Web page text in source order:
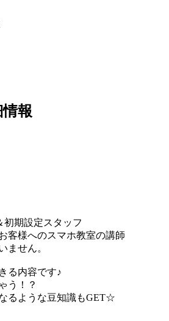
報
初期設定スタッフ
客様へのスマホ教室の講師
ません。
る内容です♪
う！？
るような豆知識もGET☆